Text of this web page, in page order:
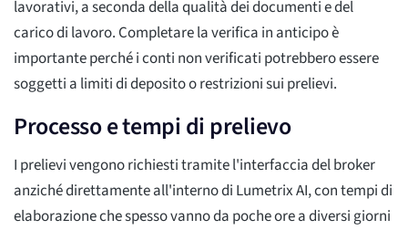
lavorativi, a seconda della qualità dei documenti e del
carico di lavoro. Completare la verifica in anticipo è
importante perché i conti non verificati potrebbero essere
soggetti a limiti di deposito o restrizioni sui prelievi.
Processo e tempi di prelievo
I prelievi vengono richiesti tramite l'interfaccia del broker
anziché direttamente all'interno di Lumetrix AI, con tempi di
elaborazione che spesso vanno da poche ore a diversi giorni